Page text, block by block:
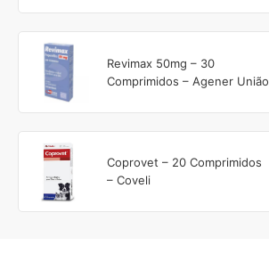
Revimax 50mg – 30
Comprimidos – Agener União
Coprovet – 20 Comprimidos
– Coveli